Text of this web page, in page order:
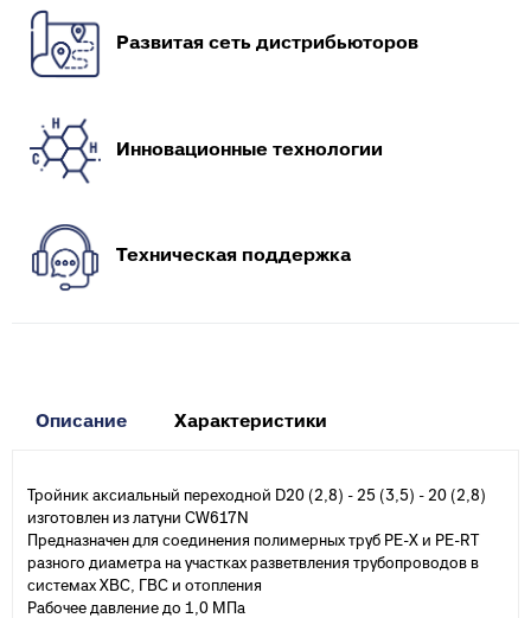
Развитая сеть дистрибьюторов
Инновационные технологии
Техническая поддержка
Описание Характеристики
Тройник аксиальный переходной D20 (2,8) - 25 (3,5) - 20 (2,8)
изготовлен из латуни CW617N
Предназначен для соединения полимерных труб PE-X и PE-RT
разного диаметра на участках разветвления трубопроводов в
системах ХВС, ГВС и отопления
Рабочее давление до 1,0 МПа